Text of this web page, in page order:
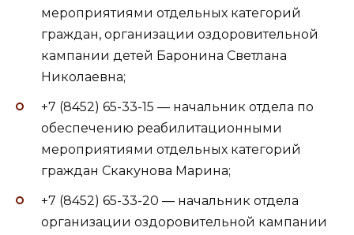
мероприятиями отдельных категорий
граждан, организации оздоровительной
кампании детей Баронина Светлана
Николаевна;
+7 (8452) 65-33-15 — начальник отдела по
обеспечению реабилитационными
мероприятиями отдельных категорий
граждан Скакунова Марина;
+7 (8452) 65-33-20 — начальник отдела
организации оздоровительной кампании